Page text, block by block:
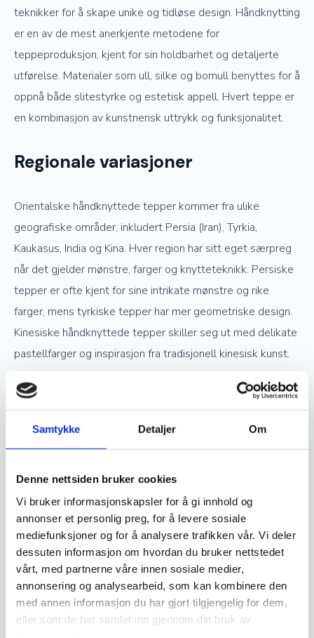
Samtykke Detaljer Om
Denne nettsiden bruker cookies
Vi bruker informasjonskapsler for å gi innhold og
annonser et personlig preg, for å levere sosiale
mediefunksjoner og for å analysere trafikken vår. Vi deler
dessuten informasjon om hvordan du bruker nettstedet
vårt, med partnerne våre innen sosiale medier,
annonsering og analysearbeid, som kan kombinere den
med annen informasjon du har gjort tilgjengelig for dem,
eller som de har samlet inn gjennom din bruk av
teknikker for å skape unike og tidløse design. Håndknytting
er en av de mest anerkjente metodene for
teppeproduksjon, kjent for sin holdbarhet og detaljerte
utførelse. Materialer som ull, silke og bomull benyttes for å
oppnå både slitestyrke og estetisk appell. Hvert teppe er
en kombinasjon av kunstnerisk uttrykk og funksjonalitet.
Regionale variasjoner
Orientalske håndknyttede tepper kommer fra ulike
geografiske områder, inkludert Persia (Iran), Tyrkia,
Kaukasus, India og Kina. Hver region har sitt eget særpreg
når det gjelder mønstre, farger og knytteteknikk. Persiske
tepper er ofte kjent for sine intrikate mønstre og rike
farger, mens tyrkiske tepper har mer geometriske design.
Kinesiske håndknyttede tepper skiller seg ut med delikate
pastellfarger og inspirasjon fra tradisjonell kinesisk kunst.
Verdsettelse og investering
kvalitet og finere knytting et teppe har, desto mer
verdifullt blir det over tid. Opprinnelse, materialvalg og
knutetetthet spiller en stor rolle i vurderingen av et teppes
verdi, og godt vedlikeholdte håndknyttede tepper kan gå i
arv i generasjoner.
Vedlikehold og levetid